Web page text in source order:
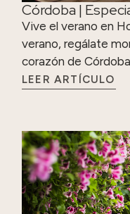
Córdoba |
Vive el verano en
verano, regálate
corazón de
LEER ARTÍCULO
La Fiesta de los
viva entre flores,
Cada mes de
Cordobeses
de color, aroma y